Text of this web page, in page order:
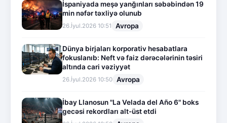
İspaniyada meşə yanğınları səbəbindən 19
min nəfər təxliyə olunub
26.İyul.2026 10:51 Avropa
Dünya birjaları korporativ hesabatlara
fokuslanıb: Neft və faiz dərəcələrinin təsiri
altında cari vəziyyət
26.İyul.2026 10:50 Avropa
İbay Llanosun "La Velada del Año 6" boks
gecəsi rekordları alt-üst etdi